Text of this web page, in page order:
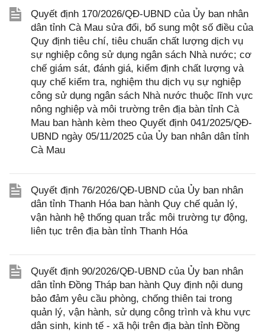
Quyết định 170/2026/QĐ-UBND của Ủy ban nhân
dân tỉnh Cà Mau sửa đổi, bổ sung một số điều của
Quy định tiêu chí, tiêu chuẩn chất lượng dịch vụ
sự nghiệp công sử dụng ngân sách Nhà nước; cơ
chế giám sát, đánh giá, kiểm định chất lượng và
quy chế kiểm tra, nghiệm thu dịch vụ sự nghiệp
công sử dụng ngân sách Nhà nước thuộc lĩnh vực
nông nghiệp và môi trường trên địa bàn tỉnh Cà
Mau ban hành kèm theo Quyết định 041/2025/QĐ-
UBND ngày 05/11/2025 của Ủy ban nhân dân tỉnh
Cà Mau
Quyết định 76/2026/QĐ-UBND của Ủy ban nhân
dân tỉnh Thanh Hóa ban hành Quy chế quản lý,
vận hành hệ thống quan trắc môi trường tự động,
liên tục trên địa bàn tỉnh Thanh Hóa
Quyết định 90/2026/QĐ-UBND của Ủy ban nhân
dân tỉnh Đồng Tháp ban hành Quy định nội dung
bảo đảm yêu cầu phòng, chống thiên tai trong
quản lý, vận hành, sử dụng công trình và khu vực
dân sinh, kinh tế - xã hội trên địa bàn tỉnh Đồng